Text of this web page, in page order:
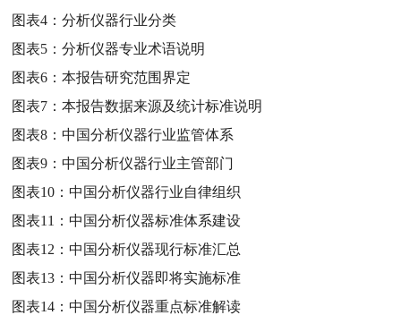
图表4：分析仪器行业分类
图表5：分析仪器专业术语说明
图表6：本报告研究范围界定
图表7：本报告数据来源及统计标准说明
图表8：中国分析仪器行业监管体系
图表9：中国分析仪器行业主管部门
图表10：中国分析仪器行业自律组织
图表11：中国分析仪器标准体系建设
图表12：中国分析仪器现行标准汇总
图表13：中国分析仪器即将实施标准
图表14：中国分析仪器重点标准解读